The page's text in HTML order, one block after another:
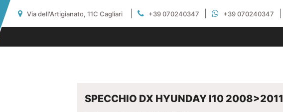
Via dell'Artigianato, 11C Cagliari +39 070240347 +39 070240347
SPECCHIO DX HYUNDAY I10 2008>2011